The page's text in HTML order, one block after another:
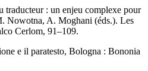
traducteur : un enjeu complexe pour
Nowotna, A. Moghani (éds.). Les
Cerlom, 91–109.
e il paratesto, Bologna : Bononia